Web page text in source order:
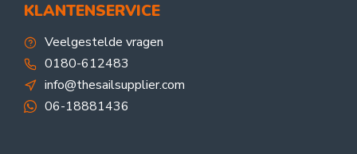
KLANTENSERVICE
Veelgestelde vragen
0180-612483
info@thesailsupplier.com
06-18881436